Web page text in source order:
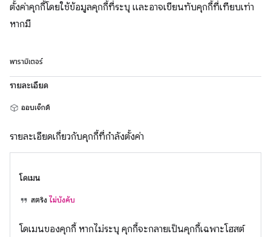
ตั้งค่าคุกกี้โดยใช้ข้อมูลคุกกี้ที่ระบุ และอาจเขียนทับคุกกี้ที่เทียบเท่า
หากมี
พารามิเตอร์
รายละเอียด
ออบเจ็กต์
รายละเอียดเกี่ยวกับคุกกี้ที่กำลังตั้งค่า
โดเมน
สตริง ไม่บังคับ
โดเมนของคุกกี้ หากไม่ระบุ คุกกี้จะกลายเป็นคุกกี้เฉพาะโฮสต์